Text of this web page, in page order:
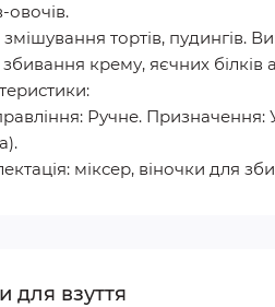
овочів.
тортів, пудингів.
крему, яєчних білків
Ручне. Призначення:
міксер, віночки для
для взуття